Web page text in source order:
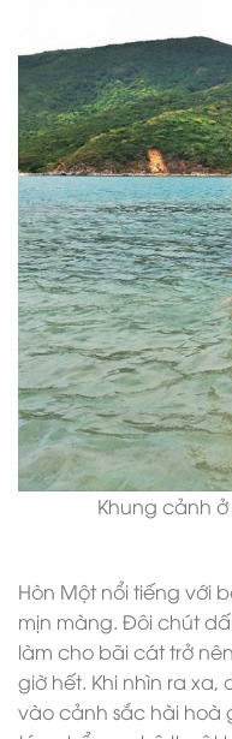
Khung cảnh
Hòn Một nổi tiếng với
mịn màng. Đôi chút
làm cho bãi cát trở
giờ hết. Khi nhìn ra
vào cảnh sắc hài hoà